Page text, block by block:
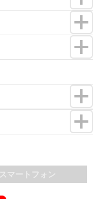
スマートフォン